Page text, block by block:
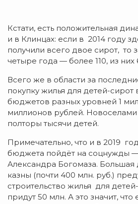
Кстати, есть положительная
и в Клинцах: если в 2014 году
получили всего двое сирот, то
четыре года — более 110, из
Всего же в области за
покупку жилья для детей-сирот
бюджетов разных уровней 1
миллионов рублей. Новоселами
полторы тысячи детей.
Примечательно, что и в 2019
бюджета пойдёт на соцнужды
Александра Богомаза. Большая
казны (почти 400 млн. руб.)
строительство жилья для
придут 50 млн. А это значит,